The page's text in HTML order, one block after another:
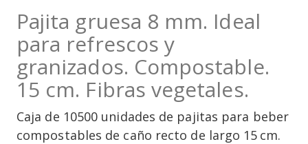
Pajita gruesa 8 mm. Ideal
para refrescos y
granizados. Compostable.
15 cm. Fibras vegetales.
Caja de 10500 unidades de pajitas para beber
compostables de caño recto de largo 15 cm.